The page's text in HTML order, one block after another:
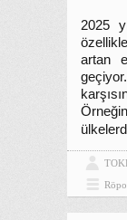
2025
artan